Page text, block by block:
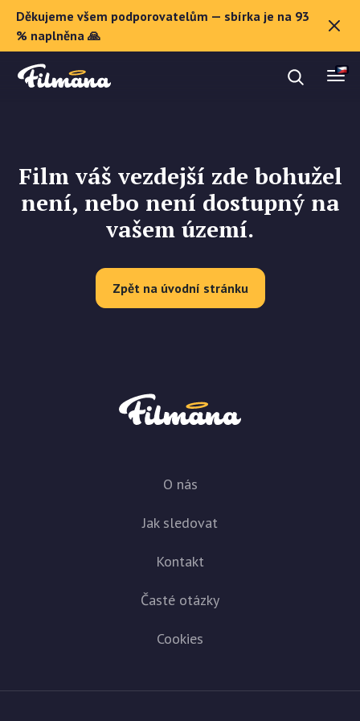
Děkujeme všem podporovatelům — sbírka je na 93
% naplněna 🙏
O Filmaně
Dárkové poukazy
Registrovat se
Film váš vezdejší zde bohužel
není, nebo není dostupný na
vašem území.
Zpět na úvodní stránku
O nás
Jak sledovat
Kontakt
Časté otázky
Cookies